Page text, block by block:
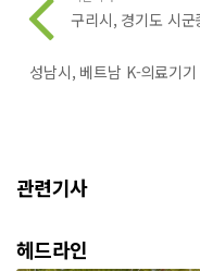
구리시, 경기도 시
성남시, 베트남 K-의료기
관련기사
헤드라인